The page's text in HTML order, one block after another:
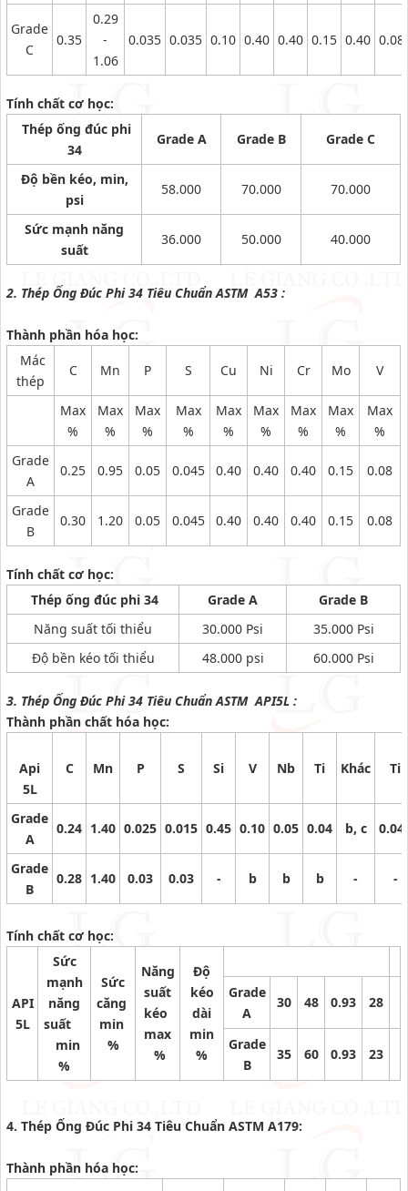
Grade
C
0.35
0.29
-
1.06
0.035 0.035 0.10 0.40 0.40 0.15 0.40 0.08
Tính chất cơ học:
Thép ống đúc phi
34
Grade A Grade B Grade C
Độ bền kéo, min,
psi
58.000 70.000 70.000
Sức mạnh năng
suất
36.000 50.000 40.000
2. Thép Ống Đúc Phi 34 Tiêu Chuẩn ASTM A53 :
Thành phần hóa học:
Mác
thép
C Mn P S Cu Ni Cr Mo V
Max
%
Max
%
Max
%
Max
%
Max
%
Max
%
Max
%
Max
%
Max
%
Grade
A
0.25 0.95 0.05 0.045 0.40 0.40 0.40 0.15 0.08
Grade
B
0.30 1.20 0.05 0.045 0.40 0.40 0.40 0.15 0.08
Tính chất cơ học:
Thép ống đúc phi 34
Grade A
Grade B
Năng suất tối thiểu
30.000 Psi
35.000 Psi
Độ bền kéo tối thiểu
48.000 psi 60.000 Psi
3. Thép Ống Đúc Phi 34 Tiêu Chuẩn ASTM API5L :
Thành phần chất hóa học:
Api
5L
C Mn P S Si V Nb Ti Khác Ti
Grade
A
0.24 1.40 0.025 0.015 0.45 0.10 0.05 0.04 b, c
Grade
B
0.28 1.40 0.03 0.03 - b b b - -
Tính chất cơ học:
API
5L
Sức
mạnh
năng
suất
min
%
Sức
căng
min
%
Năng
suất
kéo
max
%
Độ
kéo
dài
min
%
Grade
A
30 48 0.93 28
Grade
B
35 60 0.93 23
4. Thép Ống Đúc Phi 34 Tiêu Chuẩn ASTM A179:
Thành phần hóa học: